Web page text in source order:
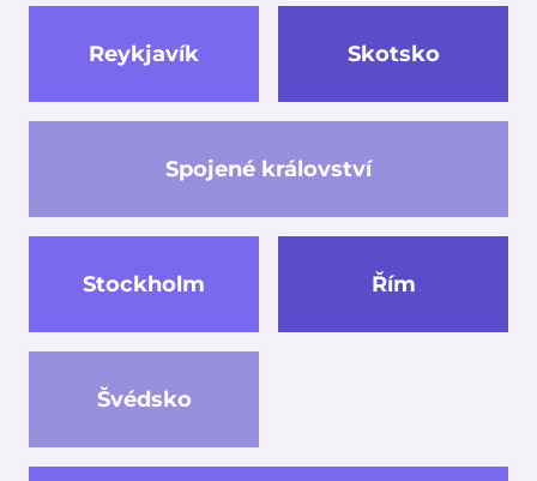
Reykjavík Skotsko
Spojené království
Stockholm Řím
Švédsko